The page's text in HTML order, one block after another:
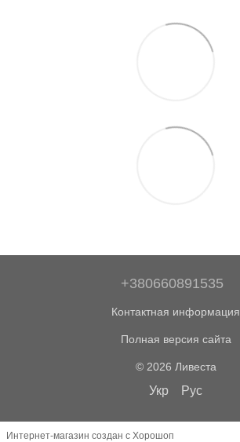
+380660891535
Контактная информация
Полная версия сайта
© 2026 Ливеста
Укр Рус
Интернет-магазин создан с Хорошоп